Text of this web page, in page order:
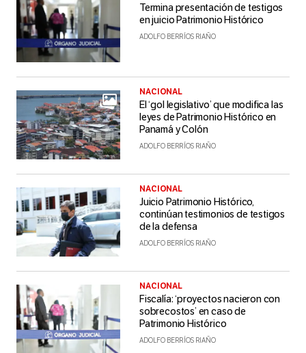
Termina presentación de testigos
en juicio Patrimonio Histórico
ADOLFO BERRÍOS RIAÑO
NACIONAL
El ‘gol legislativo’ que modifica las
leyes de Patrimonio Histórico en
Panamá y Colón
ADOLFO BERRÍOS RIAÑO
NACIONAL
Juicio Patrimonio Histórico,
continúan testimonios de testigos
de la defensa
ADOLFO BERRÍOS RIAÑO
NACIONAL
Fiscalía: ‘proyectos nacieron con
sobrecostos’ en caso de
Patrimonio Histórico
ADOLFO BERRÍOS RIAÑO